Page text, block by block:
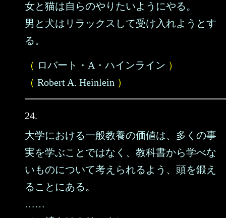
女と猫は自らのやりたいようにやる。
男と犬はリラックスして受け入れようとす
る。
（ ロバート・A・ハインライン ）
（ Robert A. Heinlein ）
24.
大学における一般教養の価値は、多くの事
実を学ぶことではなく、教科書から学べな
いものについて考えられるよう、頭を鍛え
ることにある。
……